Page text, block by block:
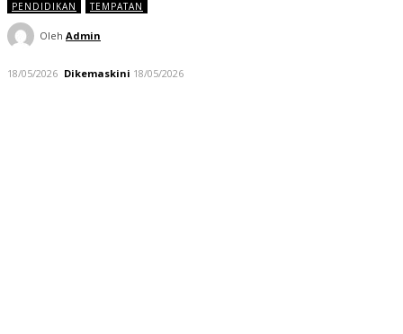
PENDIDIKAN TEMPATAN
Oleh Admin
18/05/2026 Dikemaskini 18/05/2026